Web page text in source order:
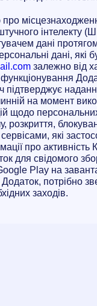
інтелекту
дані
дані,
залежно від
на момент
щодо
розкриття,
які
про активність
для свідомого
Play на
потрібно
заходів.